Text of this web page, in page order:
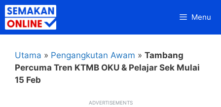
Skip
to
content
Menu
Utama » Pengangkutan Awam » Tambang
Percuma Tren KTMB OKU & Pelajar Sek Mulai
15 Feb
ADVERTISEMENTS